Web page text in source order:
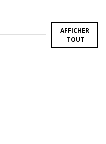
AFFICHER
TOUT